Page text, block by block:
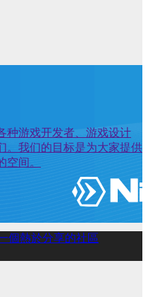
种游戏开发者、游戏设计
。我们的目标是为大家提供
间。
個熱於分享的社區